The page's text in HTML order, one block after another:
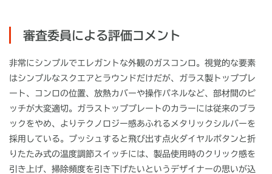
審査委員による評価コメント
非常にシンプルでエレガントな外観のガスコンロ。視覚的な要素
はシンプルなスクエアとラウンドだけだが、ガラス製トッププレ
ート、コンロの位置、放熱カバーや操作パネルなど、部材間のピ
ッチが大変適切。ガラストッププレートのカラーには従来のブラ
ックをやめ、よりテクノロジー感あふれるメタリックシルバーを
採用している。プッシュすると飛び出す点火ダイヤルボタンと折
りたたみ式の温度調節スイッチには、製品使用時のクリック感を
引き上げ、掃除頻度を引き下げたいというデザイナーの思いが込